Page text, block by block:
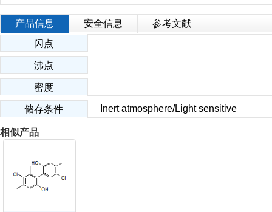
产品信息 安全信息
参考文献
闪点
沸点
密度
储存条件 Inert atmosphere/Light sensitive
相似产品